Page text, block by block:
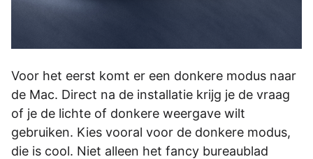
Voor het eerst komt er een donkere modus naar
de Mac. Direct na de installatie krijg je de vraag
of je de lichte of donkere weergave wilt
gebruiken. Kies vooral voor de donkere modus,
die is cool. Niet alleen het fancy bureaublad